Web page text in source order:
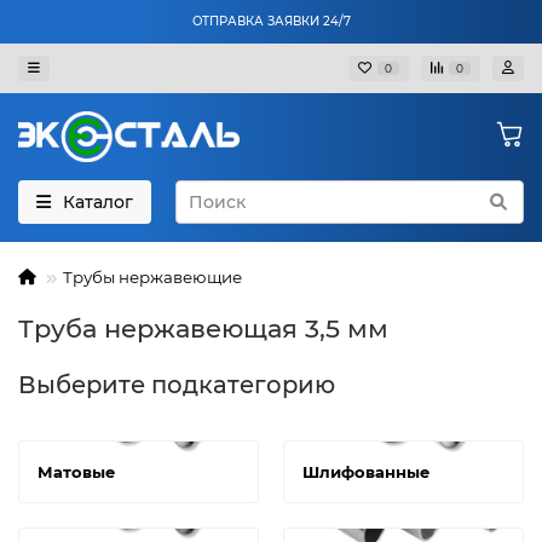
ОТПРАВКА ЗАЯВКИ 24/7
0 0
Каталог
Трубы нержавеющие
Труба нержавеющая 3,5 мм
Выберите подкатегорию
Матовые Шлифованные